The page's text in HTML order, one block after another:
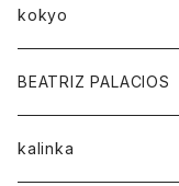
kokyo
BEATRIZ PALACIOS
kalinka